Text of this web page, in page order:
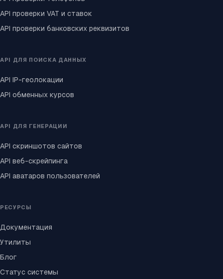
API проверки VAT и ставок
API проверки банковских реквизитов
API ДЛЯ ПОИСКА ДАННЫХ
API IP-геолокации
API обменных курсов
API ДЛЯ ГЕНЕРАЦИИ
API скриншотов сайтов
API веб-скрейпинга
API аватаров пользователей
РЕСУРСЫ
Документация
Утилиты
Блог
Статус системы